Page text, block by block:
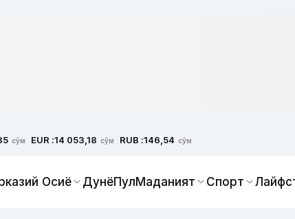
сўм EUR :14 053,18 сўм RUB :146,54 сўм
Осиё ДунёПулМаданият Спорт